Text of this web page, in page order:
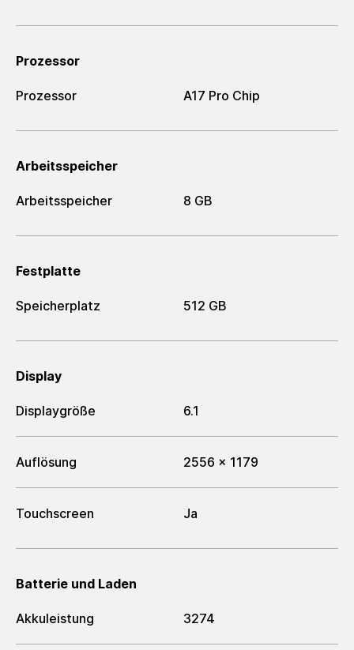
Prozessor
Prozessor A17 Pro Chip
Arbeitsspeicher
Arbeitsspeicher 8 GB
Festplatte
Speicherplatz 512 GB
Display
Displaygröße 6.1
Auflösung 2556 x 1179
Touchscreen Ja
Batterie und Laden
Akkuleistung 3274